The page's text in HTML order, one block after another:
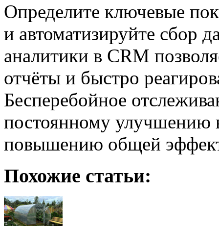
Определите ключевые
и автоматизируйте сбор
аналитики в CRM
отчёты и быстро
Бесперебойное
постоянному улучшению
повышению общей
Похожие статьи: